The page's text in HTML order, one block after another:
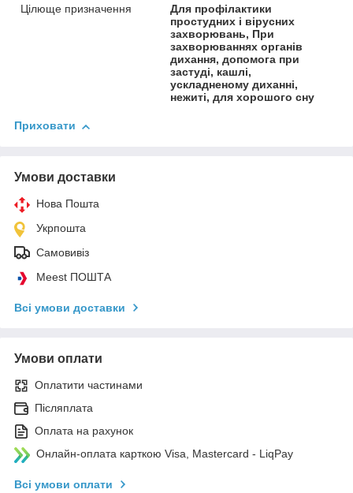
Цілюще призначення
Для профілактики
простудних і вірусних
захворювань, При
захворюваннях органів
дихання, допомога при
застуді, кашлі,
ускладненому диханні,
нежиті, для хорошого сну
Приховати
Умови доставки
Нова Пошта
Укрпошта
Самовивіз
Meest ПОШТА
Всі умови доставки
Умови оплати
Оплатити частинами
Післяплата
Оплата на рахунок
Онлайн-оплата карткою Visa, Mastercard - LiqPay
Всі умови оплати